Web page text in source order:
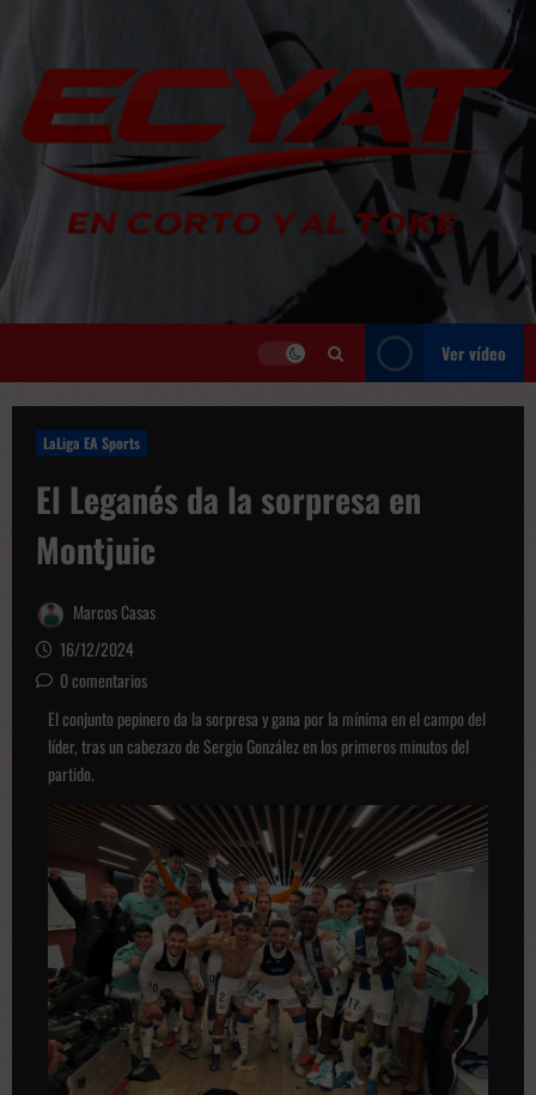
contenido
Ver vídeo
LaLiga EA Sports
El Leganés da la sorpresa en
Montjuic
Marcos Casas
16/12/2024
0 comentarios
El conjunto pepinero da la sorpresa y gana por la mínima en el campo del
líder, tras un cabezazo de Sergio González en los primeros minutos del
partido.